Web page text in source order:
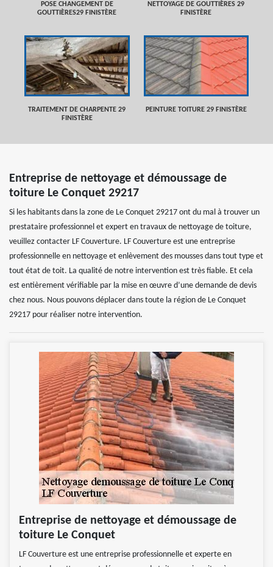
POSE CHANGEMENT DE
GOUTTIÈRES29 FINISTÈRE
NETTOYAGE DE GOUTTIÈRES 29
FINISTÈRE
TRAITEMENT DE CHARPENTE 29
FINISTÈRE
PEINTURE TOITURE 29 FINISTÈRE
Entreprise de nettoyage et démoussage de
toiture Le Conquet 29217
Si les habitants dans la zone de Le Conquet 29217 ont du mal à trouver un
prestataire professionnel et expert en travaux de nettoyage de toiture,
veuillez contacter LF Couverture. LF Couverture est une entreprise
professionnelle en nettoyage et enlèvement des mousses dans tout type et
tout état de toit. La qualité de notre intervention est très fiable. Et cela
est entièrement vérifiable par la mise en œuvre d’une demande de devis
chez nous. Nous pouvons déplacer dans toute la région de Le Conquet
29217 pour réaliser notre intervention.
Entreprise de nettoyage et démoussage de
toiture Le Conquet
LF Couverture est une entreprise professionnelle et experte en